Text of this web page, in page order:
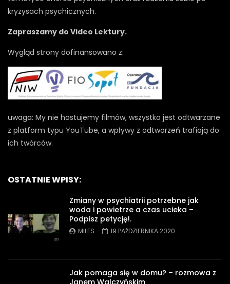
kryzysach psychicznych.
Zapraszamy do Video Lektury.
Wygląd strony dofinansowano z:
uwaga: My nie hostujemy filmów, wszystko jest odtwarzane
z platform typu YouTube, a wpływy z odtworzeń trafiają do
ich twórców.
OSTATNIE WPISY:
Zmiany w psychiatrii potrzebne jak
woda i powietrze a czas ucieka –
Podpisz petycję!.
MILES 19 PAŹDZIERNIKA 2020
Jak pomaga się w domu? – rozmowa z
Janem Walczyńskim